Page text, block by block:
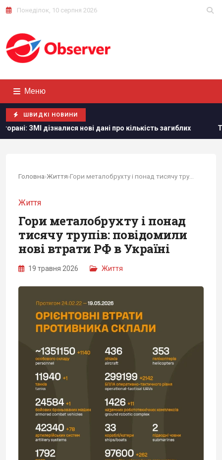
Понеділок, 10 серпня 2026
Меню
ШВИДКІ НОВИНИ
дані про кількість загиблих Тайвань показав під час
Головна›Життя›
Життя
Гори металобрухту і понад
тисячу трупів: повідомили
нові втрати РФ в Україні
19 травня 2026 Життя